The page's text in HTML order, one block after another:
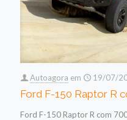
Autoagora em 19/07/
Ford F-150 Raptor R
Ford F-150 Raptor R com